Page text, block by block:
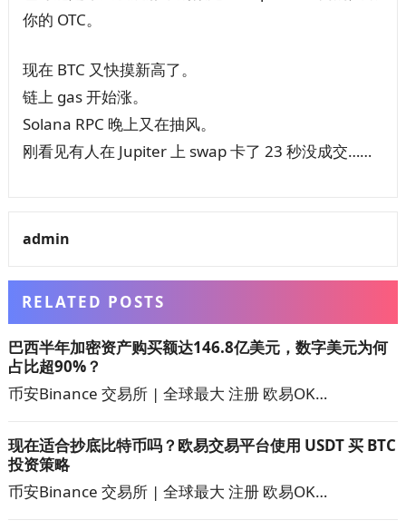
你的 OTC。
现在 BTC 又快摸新高了。
链上 gas 开始涨。
Solana RPC 晚上又在抽风。
刚看见有人在 Jupiter 上 swap 卡了 23 秒没成交……
admin
RELATED POSTS
巴西半年加密资产购买额达146.8亿美元，数字美元为何
占比超90%？
币安Binance 交易所 | 全球最大 注册 欧易OK…
现在适合抄底比特币吗？欧易交易平台使用 USDT 买 BTC
投资策略
币安Binance 交易所 | 全球最大 注册 欧易OK…